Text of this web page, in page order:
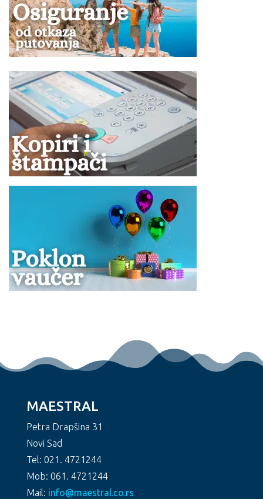
MAESTRAL
Petra Drapšina 31
Novi Sad
Tel: 021. 4721244
Mob: 061. 4721244
Mail: info@maestral.co.rs